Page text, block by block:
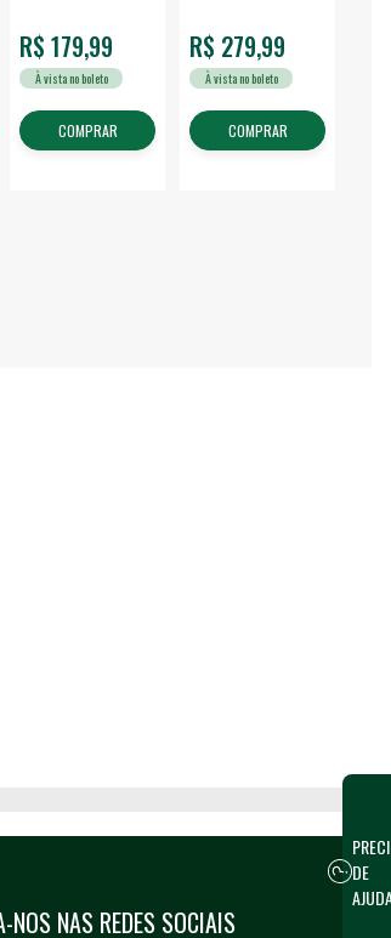
R$ 179,99
À vista no boleto
COMPRAR
R$ 279,99
À vista no boleto
COMPRAR
NOS NAS REDES SOCIAIS
DE